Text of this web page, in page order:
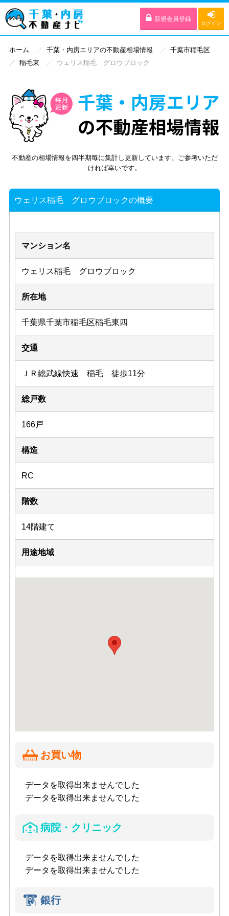
新規会員登録
ログイン
ホーム 千葉・内房エリアの不動産相場情報
千葉市稲毛区
稲毛東
ウェリス稲毛 グロウブロック
不動産の相場情報を四半期毎に集計し更新しています。ご参考いただ
ければ幸いです。
ウェリス稲毛 グロウブロックの概要
マンション名
ウェリス稲毛 グロウブロック
所在地
千葉県千葉市稲毛区稲毛東四
交通
ＪＲ総武線快速 稲毛 徒歩11分
総戸数
166戸
構造
RC
階数
14階建て
用途地域
お買い物
データを取得出来ませんでした
データを取得出来ませんでした
病院・クリニック
データを取得出来ませんでした
データを取得出来ませんでした
銀行